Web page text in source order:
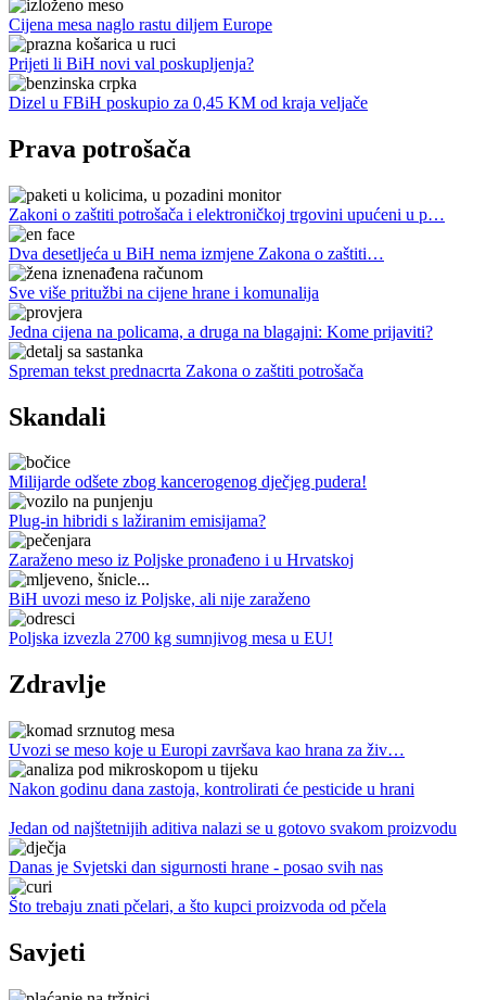
Cijena mesa naglo rastu diljem Europe
Prijeti li BiH novi val poskupljenja?
Dizel u FBiH poskupio za 0,45 KM od kraja veljače
Prava potrošača
Zakoni o zaštiti potrošača i elektroničkoj trgovini upućeni u p…
Dva desetljeća u BiH nema izmjene Zakona o zaštiti…
Sve više pritužbi na cijene hrane i komunalija
Jedna cijena na policama, a druga na blagajni: Kome prijaviti?
Spreman tekst prednacrta Zakona o zaštiti potrošača
Skandali
Milijarde odšete zbog kancerogenog dječjeg pudera!
Plug-in hibridi s lažiranim emisijama?
Zaraženo meso iz Poljske pronađeno i u Hrvatskoj
BiH uvozi meso iz Poljske, ali nije zaraženo
Poljska izvezla 2700 kg sumnjivog mesa u EU!
Zdravlje
Uvozi se meso koje u Europi završava kao hrana za živ…
Nakon godinu dana zastoja, kontrolirati će pesticide u hrani
Jedan od najštetnijih aditiva nalazi se u gotovo svakom proizvodu
Danas je Svjetski dan sigurnosti hrane - posao svih nas
Što trebaju znati pčelari, a što kupci proizvoda od pčela
Savjeti